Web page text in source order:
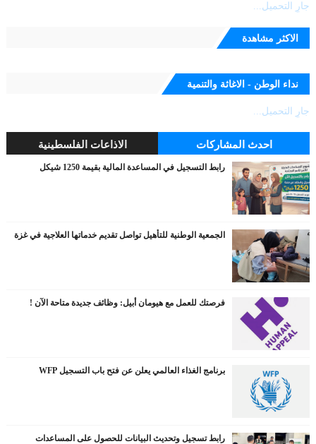
جارٍ التحميل...
الاكثر مشاهدة
نداء الوطن - الاغاثة والتنمية
جارٍ التحميل...
احدث المشاركات الاذاعات الفلسطينية
رابط التسجيل في المساعدة المالية بقيمة 1250 شيكل
الجمعية الوطنية للتأهيل تواصل تقديم خدماتها العلاجية في غزة
فرصتك للعمل مع هيومان أبيل: وظائف جديدة متاحة الآن !
برنامج الغذاء العالمي يعلن عن فتح باب التسجيل WFP
رابط تسجيل وتحديث البيانات للحصول على المساعدات